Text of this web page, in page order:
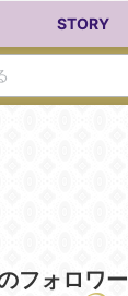
STORY
フォロワー